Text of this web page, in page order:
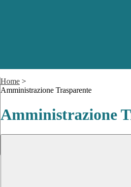
Home >
Amministrazione Trasparente
Amministrazione